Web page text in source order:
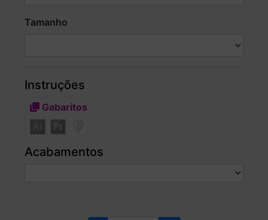
Tamanho
Instruções
Gabaritos
Acabamentos